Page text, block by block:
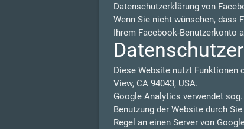
Datenschutzerklärung von
Wenn Sie nicht wünschen, dass
Ihrem Facebook-Benutzerkonto
Diese Website nutzt Funktionen
View, CA 94043, USA.
Google Analytics verwendet
Benutzung der Website durch
Regel an einen Server von